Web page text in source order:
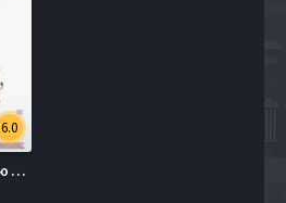
6.0
Революция, я люблю тебя! (2010)